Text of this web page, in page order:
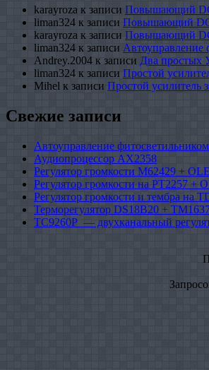
karayroza к записи Повышающий
liman324 к записи Повышающий
karayroza к записи Повышающий
liman324 к записи Автоуправление
Andrey.2004 к записи Два простых
liman324 к записи Простой
Mihel к записи Простой усилитель
Свежие записи
Автоуправление
Аудиопроцессор AX2358
Регулятор громкости M62429 +
Регулятор громкости на PT2257 +
Регулятор громкости и тембра на
Терморегулятор DS18B20 +
TC9260P — двухканальный